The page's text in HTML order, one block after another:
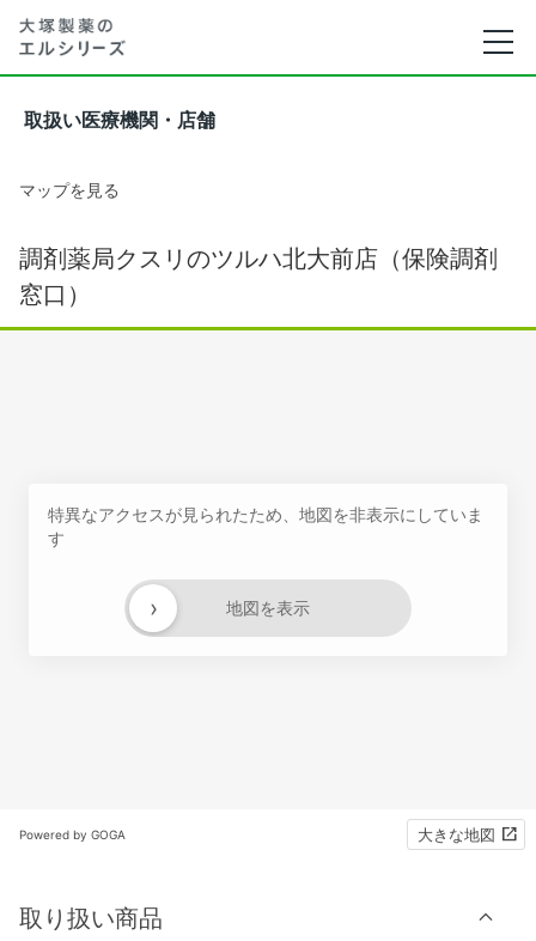
取扱い医療機関・店舗
マップを見る
調剤薬局クスリのツルハ北大前店（保険調剤
窓口）
特異なアクセスが見られたため、地図を非表示にしていま
す
地図を表示
›
Powered by GOGA 大きな地図
取り扱い商品